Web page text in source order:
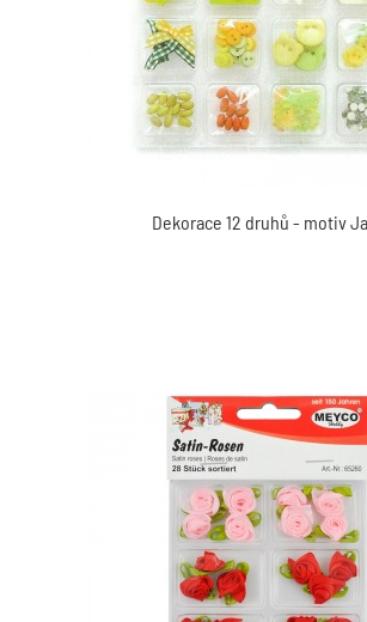
Dekorace 12 druhů - motiv